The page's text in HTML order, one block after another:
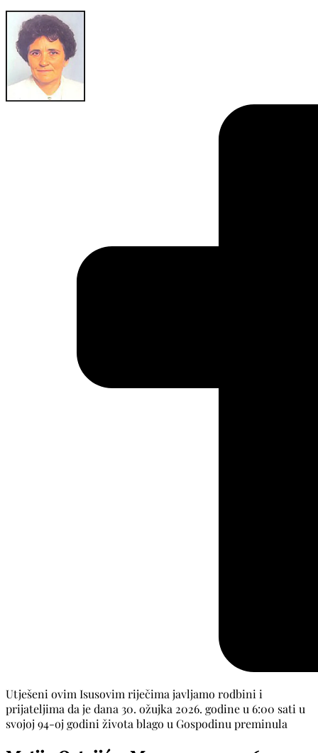
Utješeni ovim Isusovim riječima javljamo rodbini i
prijateljima da je dana 30. ožujka 2026. godine u 6:00 sati u
svojoj 94-oj godini života blago u Gospodinu preminula